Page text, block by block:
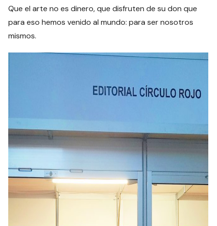
Que el arte no es dinero, que disfruten de su don que
para eso hemos venido al mundo: para ser nosotros
mismos.